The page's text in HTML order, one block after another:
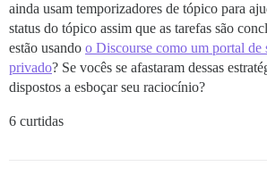
ainda usam temporizadores de tópico para
status do tópico assim que as tarefas são
estão usando o Discourse como um portal de
privado? Se vocês se afastaram dessas
dispostos a esboçar seu raciocínio?
6 curtidas